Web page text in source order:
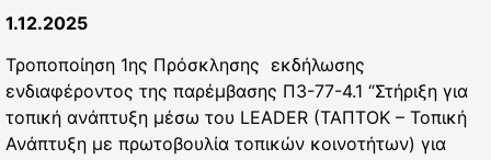
1.12.2025
Τροποποίηση 1ης Πρόσκλησης εκδήλωσης
ενδιαφέροντος της παρέμβασης Π3-77-4.1 “Στήριξη για
τοπική ανάπτυξη μέσω του LEADER (ΤΑΠΤΟΚ – Τοπική
Ανάπτυξη με πρωτοβουλία τοπικών κοινοτήτων) για